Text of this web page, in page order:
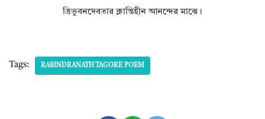
ত্রিভুবনদেবতার ক্লান্তিহীন আনন্দের মাঝে।
Tags: RABINDRANATH TAGORE POEM